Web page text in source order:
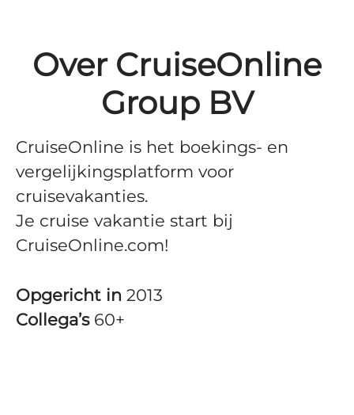
Over CruiseOnline
Group BV
CruiseOnline is het boekings- en
vergelijkingsplatform voor
cruisevakanties.
Je cruise vakantie start bij
CruiseOnline.com!
Opgericht in 2013
Collega’s 60+